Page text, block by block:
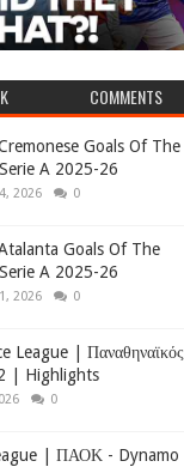
COMMENTS
Goals Of The
A 2025-26
2026 0
Goals Of The
A 2025-26
2026 0
League | Παναθηναϊκός
| Highlights
0
| ΠΑΟΚ - Dynamo